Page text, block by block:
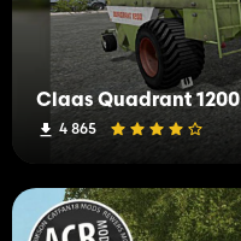
Claas Quadrant 1200
4 865